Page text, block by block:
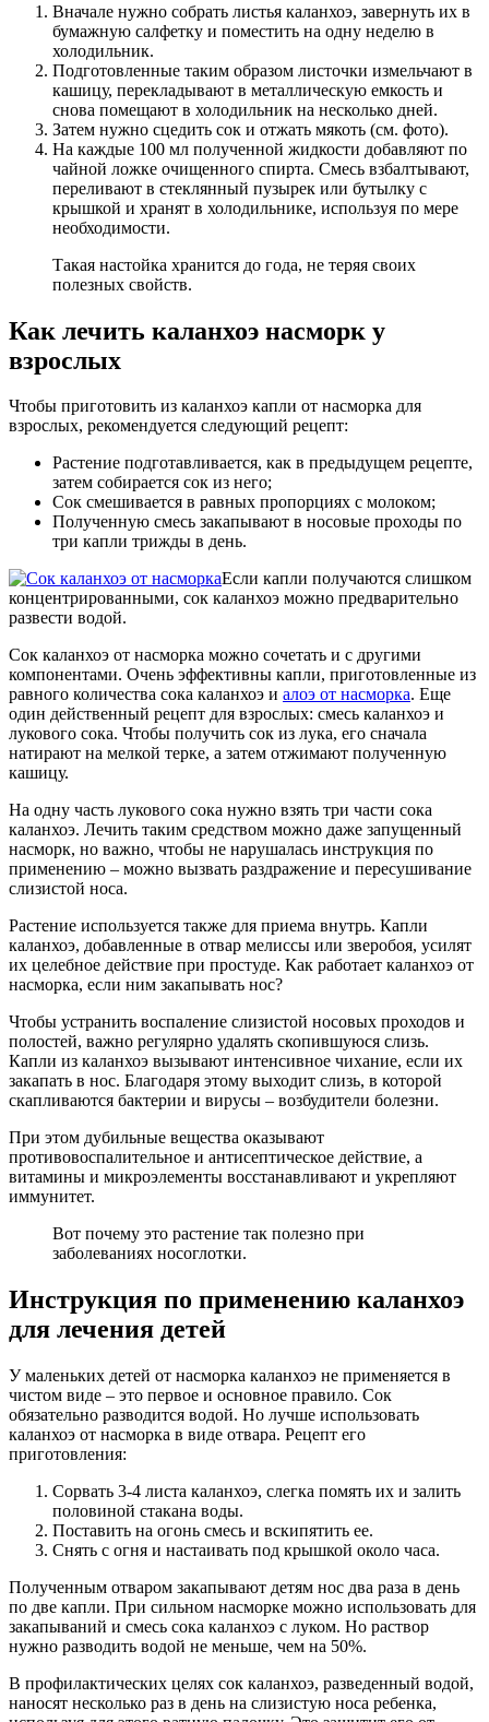
Вначале нужно собрать листья каланхоэ, завернуть их в
бумажную салфетку и поместить на одну неделю в
холодильник.
Подготовленные таким образом листочки измельчают в
кашицу, перекладывают в металлическую емкость и
снова помещают в холодильник на несколько дней.
Затем нужно сцедить сок и отжать мякоть (см. фото).
На каждые 100 мл полученной жидкости добавляют по
чайной ложке очищенного спирта. Смесь взбалтывают,
переливают в стеклянный пузырек или бутылку с
крышкой и хранят в холодильнике, используя по мере
необходимости.
Такая настойка хранится до года, не теряя своих
полезных свойств.
Как лечить каланхоэ насморк у
взрослых
Чтобы приготовить из каланхоэ капли от насморка для
взрослых, рекомендуется следующий рецепт:
Растение подготавливается, как в предыдущем рецепте,
затем собирается сок из него;
Сок смешивается в равных пропорциях с молоком;
Полученную смесь закапывают в носовые проходы по
три капли трижды в день.
Если капли получаются слишком
концентрированными, сок каланхоэ можно предварительно
развести водой.
Сок каланхоэ от насморка можно сочетать и с другими
компонентами. Очень эффективны капли, приготовленные из
равного количества сока каланхоэ и алоэ от насморка. Еще
один действенный рецепт для взрослых: смесь каланхоэ и
лукового сока. Чтобы получить сок из лука, его сначала
натирают на мелкой терке, а затем отжимают полученную
кашицу.
На одну часть лукового сока нужно взять три части сока
каланхоэ. Лечить таким средством можно даже запущенный
насморк, но важно, чтобы не нарушалась инструкция по
применению – можно вызвать раздражение и пересушивание
слизистой носа.
Растение используется также для приема внутрь. Капли
каланхоэ, добавленные в отвар мелиссы или зверобоя, усилят
их целебное действие при простуде. Как работает каланхоэ от
насморка, если ним закапывать нос?
Чтобы устранить воспаление слизистой носовых проходов и
полостей, важно регулярно удалять скопившуюся слизь.
Капли из каланхоэ вызывают интенсивное чихание, если их
закапать в нос. Благодаря этому выходит слизь, в которой
скапливаются бактерии и вирусы – возбудители болезни.
При этом дубильные вещества оказывают
противовоспалительное и антисептическое действие, а
витамины и микроэлементы восстанавливают и укрепляют
иммунитет.
Вот почему это растение так полезно при
заболеваниях носоглотки.
Инструкция по применению каланхоэ
для лечения детей
У маленьких детей от насморка каланхоэ не применяется в
чистом виде – это первое и основное правило. Сок
обязательно разводится водой. Но лучше использовать
каланхоэ от насморка в виде отвара. Рецепт его
приготовления:
Сорвать 3-4 листа каланхоэ, слегка помять их и залить
половиной стакана воды.
Поставить на огонь смесь и вскипятить ее.
Снять с огня и настаивать под крышкой около часа.
Полученным отваром закапывают детям нос два раза в день
по две капли. При сильном насморке можно использовать для
закапываний и смесь сока каланхоэ с луком. Но раствор
нужно разводить водой не меньше, чем на 50%.
В профилактических целях сок каланхоэ, разведенный водой,
наносят несколько раз в день на слизистую носа ребенка,